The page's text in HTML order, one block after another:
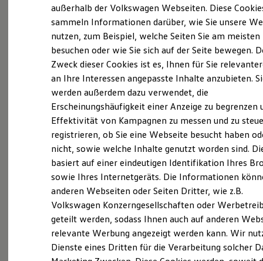
Elektrofahrzeugkonzepte
Reichweite
Reichweite der ID. Modelle
Reichweite im Winter
Laden
Laden unterwegs
Laden Zuhause
Ladezeitensimulator
Batterie
Sicherheit
Garantie und Lebensdauer
Nachhaltigkeit
Technologie
Kosten und Kauf
Verbrauchskosten
Kaufoptionen
E-Auto-Förderung
Software und Konnektivität
Die ID. Software 6
ID. Software Versionen und Updates
Digitale Extras
Schnittstellen zu Ihrem ID.
( Impressum & Rechtliches)
Probefahrt vereinbaren
Fahrzeugangebot anfordern
Serviceanfrage stellen
außerhalb der Volkswagen Webseiten. Diese
sammeln Informationen darüber, wie Sie unsere
nutzen, zum Beispiel, welche Seiten Sie am meisten
besuchen oder wie Sie sich auf der Seite bewegen.
Zweck dieser Cookies ist es, Ihnen für Sie
an Ihre Interessen angepasste Inhalte anzubieten.
werden außerdem dazu verwendet, die
Erscheinungshäufigkeit einer Anzeige zu begrenzen
Effektivität von Kampagnen zu messen und zu
registrieren, ob Sie eine Webseite besucht haben
nicht, sowie welche Inhalte genutzt worden sind.
basiert auf einer eindeutigen Identifikation Ihres
sowie Ihres Internetgeräts. Die Informationen
anderen Webseiten oder Seiten Dritter, wie z.B.
Volkswagen Konzerngesellschaften oder
geteilt werden, sodass Ihnen auch auf anderen
relevante Werbung angezeigt werden kann. Wir
Dienste eines Dritten für die Verarbeitung solcher